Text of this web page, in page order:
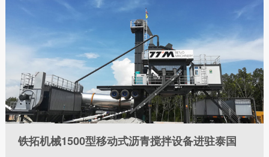
发展历程
公司荣誉
研发实力
组织结构
专题报道
视频中心
连续式沥青混合料搅拌设备
VS系列骨料整形制砂设备
RAP破碎筛分设备
GLB系列（成品仓底置）
LB系列（无成品仓）
PLB系列（成品仓旁置）
YLB系列（移动式）
RLBZ系列
TSEC系列环保型成套设备
TSE环保型厂拌热再生成套设备
客户案例
售后反馈
满意度调查
人力政策
铁拓机械1500型移动式沥青搅拌设备进驻泰国
